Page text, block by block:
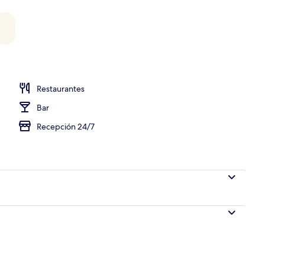
Restaurantes
Bar
Recepción 24/7